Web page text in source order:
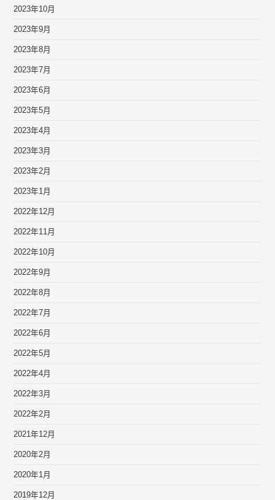
2023年10月
2023年9月
2023年8月
2023年7月
2023年6月
2023年5月
2023年4月
2023年3月
2023年2月
2023年1月
2022年12月
2022年11月
2022年10月
2022年9月
2022年8月
2022年7月
2022年6月
2022年5月
2022年4月
2022年3月
2022年2月
2021年12月
2020年2月
2020年1月
2019年12月